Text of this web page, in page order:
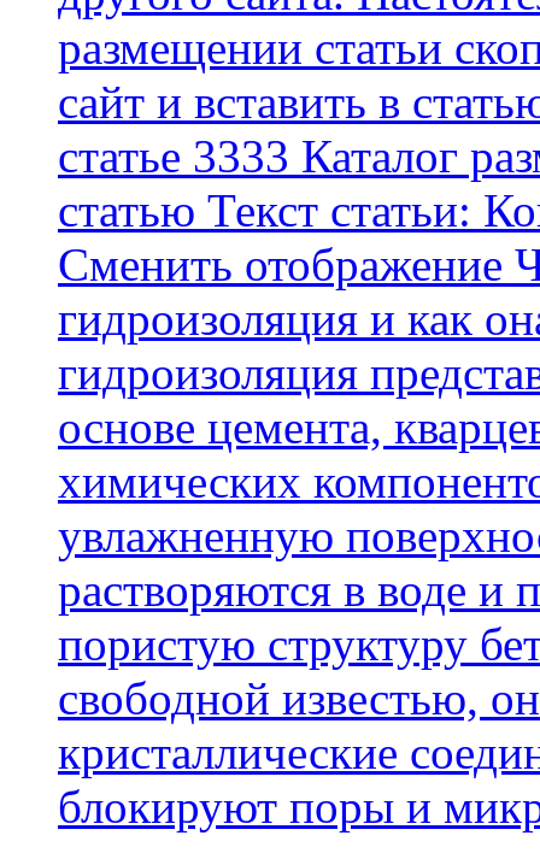
размещении статьи
сайт и вставить в
статье 3333 Каталог
статью Текст статьи:
Cменить отображение
гидроизоляция и как
гидроизоляция
основе цемента,
химических
увлажненную
растворяются в воде и
пористую структуру
свободной известью,
кристаллические
блокируют поры и